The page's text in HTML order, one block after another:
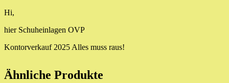
Hi,
hier Schuheinlagen OVP
Kontorverkauf 2025 Alles muss raus!
Ähnliche Produkte